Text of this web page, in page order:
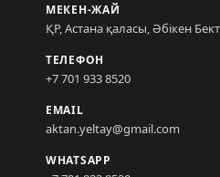
МЕКЕН-ЖАЙ
ҚР, Астана қаласы, Әбікен
ТЕЛЕФОН
+7 701 933 8520
EMAIL
aktan.yeltay@gmail.com
WHATSAPP